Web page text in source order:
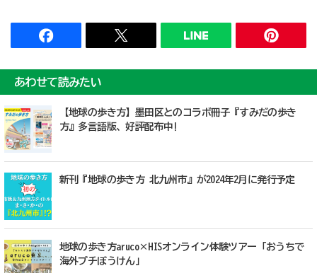
あわせて読みたい
【地球の歩き方】墨田区とのコラボ冊子『すみだの歩き
方』多言語版、好評配布中!
新刊『地球の歩き方 北九州市』が2024年2月に発行予定
地球の歩き方aruco×HISオンライン体験ツアー「おうちで
海外プチぼうけん」